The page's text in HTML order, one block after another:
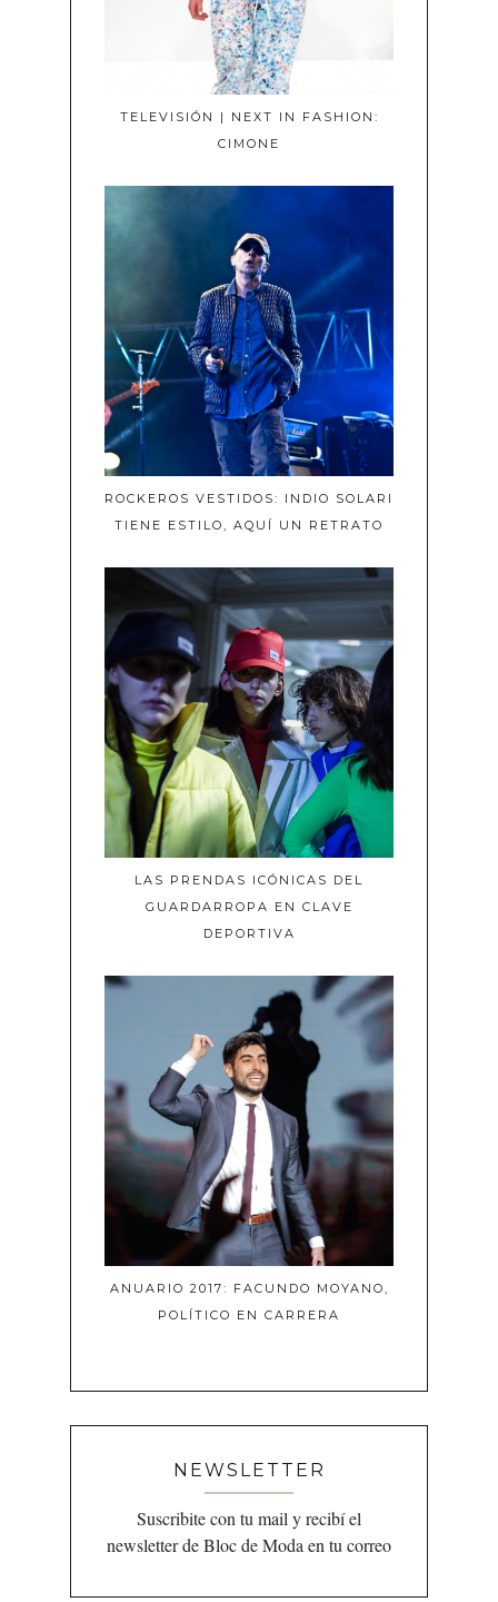
TELEVISIÓN | NEXT IN FASHION:
CIMONE
ROCKEROS VESTIDOS: INDIO SOLARI
TIENE ESTILO, AQUÍ UN RETRATO
LAS PRENDAS ICÓNICAS DEL
GUARDARROPA EN CLAVE
DEPORTIVA
ANUARIO 2017: FACUNDO MOYANO,
POLÍTICO EN CARRERA
NEWSLETTER
Suscribite con tu mail y recibí el
newsletter de Bloc de Moda en tu correo